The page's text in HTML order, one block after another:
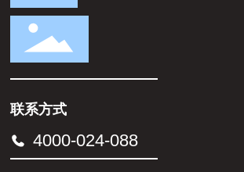
联系方式
4000-024-088